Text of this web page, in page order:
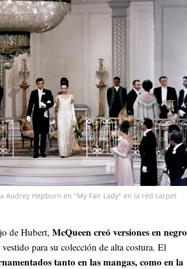
Audrey Hepburn en "My Fair Lady" en la red carpet
de Hubert, McQueen creó versiones en negro
para su colección de alta costura. El
tanto en las mangas, como en la